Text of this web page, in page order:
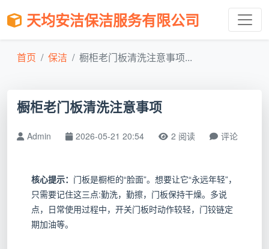
天均安洁保洁服务有限公司
首页 保洁 橱柜老门板清洗注意事项...
橱柜老门板清洗注意事项
Admin 2026-05-21 20:54 2 阅读 评论
核心提示： 门板是橱柜的“脸面”。想要让它“永远年轻”，
只需要记住这三点:勤洗，勤擦，门板保持干燥。多说
点，日常使用过程中，开关门板时动作较轻，门铰链定
期加油等。